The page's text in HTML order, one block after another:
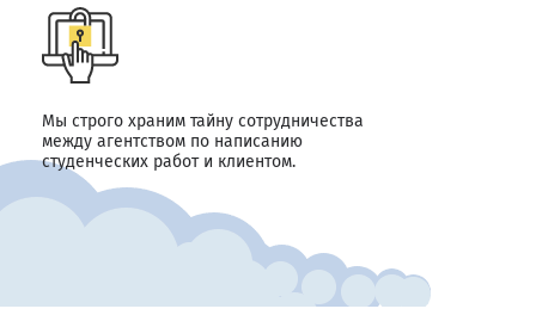
Мы строго храним тайну сотрудничества
между агентством по написанию
студенческих работ и клиентом.